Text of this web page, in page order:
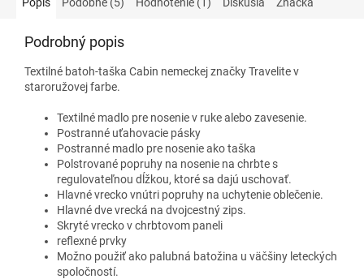
Podrobný popis
Textilné batoh-taška Cabin nemeckej značky Travelite v
staroružovej farbe.
Textilné madlo pre nosenie v ruke alebo zavesenie.
Postranné uťahovacie pásky
Postranné madlo pre nosenie ako taška
Polstrované popruhy na nosenie na chrbte s
regulovateľnou dĺžkou, ktoré sa dajú uschovať.
Hlavné vrecko vnútri popruhy na uchytenie oblečenie.
Hlavné dve vrecká na dvojcestný zips.
Skryté vrecko v chrbtovom paneli
reflexné prvky
Možno použiť ako palubná batožina u väčšiny leteckých
spoločností.